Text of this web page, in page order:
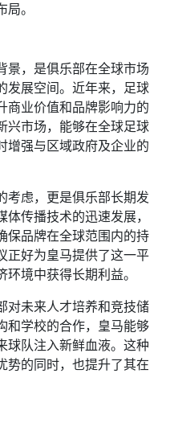
。
景，是俱乐部在全球市场
发展空间。近年来，足球
商业价值和品牌影响力的
兴市场，能够在全球足球
增强与区域政府及企业的
考虑，更是俱乐部长期发
传播技术的迅速发展，
保品牌在全球范围内的持
正好为皇马提供了这一平
境中获得长期利益。
对未来人才培养和竞技储
和学校的合作，皇马能够
球队注入新鲜血液。这种
势的同时，也提升了其在